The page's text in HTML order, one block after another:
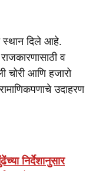
स्थान दिले आहे.
व
चोरी आणि हजारो
उदाहरण
निर्देशानुसार